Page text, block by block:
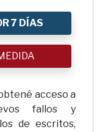
7 DÍAS
acceso a
fallos y
de escritos,